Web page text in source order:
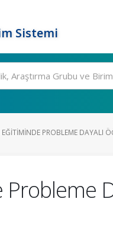
Sistemi
PROBLEME DAYALI